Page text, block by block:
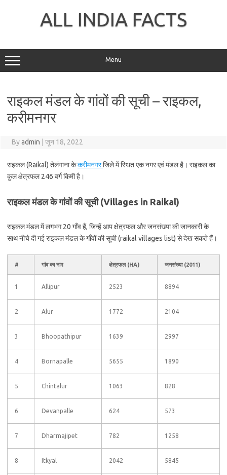
ALL INDIA FACTS
Menu
राइकल मंडल के गांवों की सूची – राइकल,
करीमनगर
Byadmin जून 18, 2022
राइकल (Raikal) तेलंगाना केकरीमनगरजिले में स्थित एक नगर एवं मंडल है। राइकल का
कुल क्षेत्रफल 246 वर्ग किमी है।
राइकल मंडल के गांवों की सूची (Villages in Raikal)
राइकल मंडल में लगभग 20 गाँव हैं, जिन्हें आप क्षेत्रफल और जनसंख्या की जानकारी के
साथ नीचे दी गई राइकल मंडल के गाँवों की सूची (raikal villages list) से देख सकते हैं।
# गांव का नाम क्षेत्रफल (HA) जनसंख्या (2011)
1 Allipur 2523 8894
2 Alur 1772 2104
3 Bhoopathipur 1639 2997
4 Bornapalle 5655 1890
5 Chintalur 1063 828
6 Devanpalle 624 573
7 Dharmajipet 782 1258
8 Itkyal 2042 5845